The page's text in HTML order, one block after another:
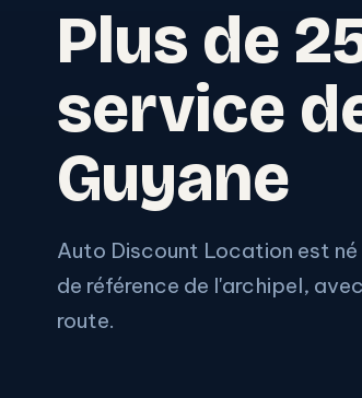
Plus de
service
Guyane
Auto Discount Location est né
de référence de l'archipel,
route.